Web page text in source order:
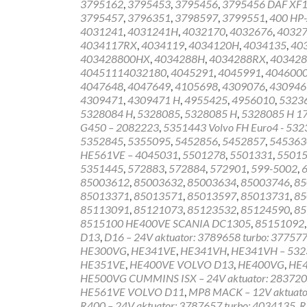
3795162, 3795453, 3795456, 3795456 DAF
3795457, 3796351, 3798597, 3799551,400
4031241,4031241H,4032170,4032676,
4034117RX,4034119,4034120H,4034135,
403428800HX,4034288H,4034288RX,
40451114032180,4045291,4045991,
4047648,4047649,4105698,4309076,
4309471,4309471 H,4955425,4956010,
5328084 H, 5328085, 5328085 H, 5328085 H
G450 – 2082223, 5351443 Volvo FH Euro4 -
5352845, 5355095, 5452856, 5452857,
HE561VE – 4045031, 5501278, 5501331,
5351445, 572883, 572884, 572901, 599-5002,
85003612,85003632,85003634,85003746,
85013371,85013571,85013597,85013731,
85113091,85121073,85123532,85124590,
8515100 HE400VE SCANIA DC1305,85151092
D13, D16 – 24V aktuator: 3789658 turbo:
HE300VG, HE341VE, HE341VH, HE341VH –
HE351VE, HE400VE VOLVO D13, HE400VG,
HE500VG CUMMINS ISX – 24V aktuator:
HE561VE VOLVO D11, MP8 MACK – 12V